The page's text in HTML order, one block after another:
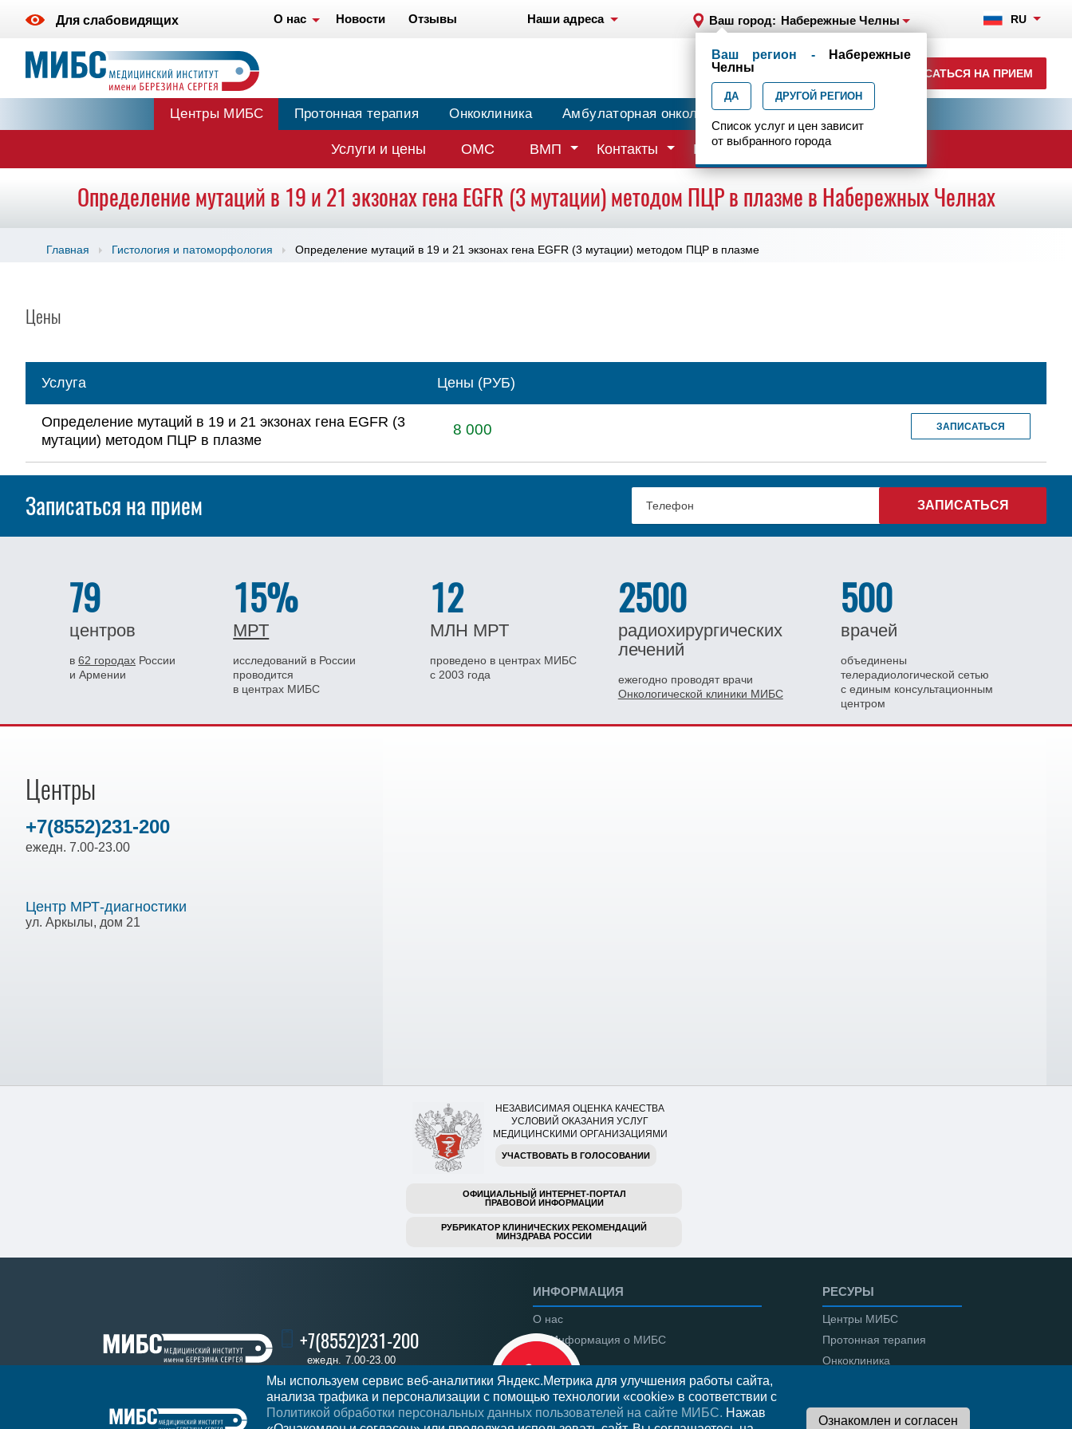
Для слабовидящих О нас Новости Отзывы Наши адреса Ваш город: Набережные Челны RU
+7(8552)231-200
ежедн. 7.00-23.00
ЗАПИСАТЬСЯ НА ПРИЕМ
Ваш регион -
Набережные
Челны
ДА ДРУГОЙ РЕГИОН
Список услуг и цен зависит
от выбранного города
Центры МИБС Протонная терапия Онкоклиника Амбулаторная онкология Центр эпилептологии
Услуги и цены ОМС ВМП Контакты Врачи
Определение мутаций в 19 и 21 экзонах гена EGFR (3 мутации) методом ПЦР в плазме в Набережных Челнах
Главная Гистология и патоморфология Определение мутаций в 19 и 21 экзонах гена EGFR (3 мутации) методом ПЦР в плазме
Цены
Услуга Цены (РУБ)
Определение мутаций в 19 и 21 экзонах гена EGFR (3
мутации) методом ПЦР в плазме
8 000 ЗАПИСАТЬСЯ
Записаться на прием
79
центров
в 62 городах России
и Армении
15%
МРТ
исследований в России
проводится
в центрах МИБС
12
МЛН МРТ
проведено в центрах МИБС
с 2003 года
2500
радиохирургических
лечений
ежегодно проводят врачи
Онкологической клиники МИБС
500
врачей
объединены
телерадиологической сетью
с единым консультационным
центром
Центры
+7(8552)231-200
ежедн. 7.00-23.00
Центр МРТ-диагностики
ул. Аркылы, дом 21
НЕЗАВИСИМАЯ ОЦЕНКА КАЧЕСТВА
УСЛОВИЙ ОКАЗАНИЯ УСЛУГ
МЕДИЦИНСКИМИ ОРГАНИЗАЦИЯМИ
УЧАСТВОВАТЬ В ГОЛОСОВАНИИ
ОФИЦИАЛЬНЫЙ ИНТЕРНЕТ-ПОРТАЛ
ПРАВОВОЙ ИНФОРМАЦИИ
РУБРИКАТОР КЛИНИЧЕСКИХ РЕКОМЕНДАЦИЙ
МИНЗДРАВА РОССИИ
+7(8552)231-200
ежедн. 7.00-23.00
ИНФОРМАЦИЯ
О нас
Информация о МИБС
Региональные центры
Вакансии
Документы
РЕСУРЫ
Центры МИБС
Протонная терапия
Онкоклиника
Мы используем сервис веб-аналитики Яндекс.Метрика для улучшения работы сайта,
анализа трафика и персонализации с помощью технологии «cookie» в соответствии с
Политикой обработки персональных данных пользователей на сайте МИБС. Нажав